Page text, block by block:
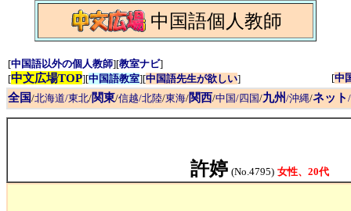
中国語個人教師
[中国語以外の個人教師][教室ナビ]
[中文広場TOP][中国語教室][中国語先生が欲しい] [中
全国/北海道/東北/関東/信越/北陸/東海/関西/中国/四国/九州/沖縄/ネット
許婷 (No.4795) 女性、20代